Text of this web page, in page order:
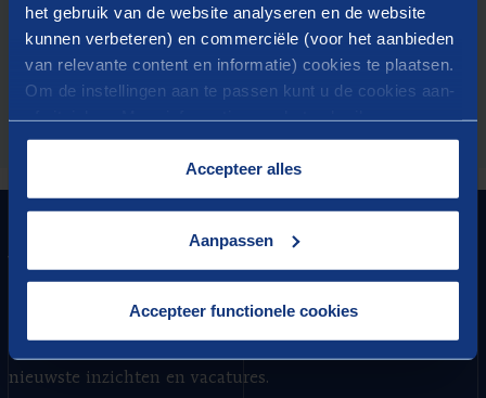
het gebruik van de website analyseren en de website
kunnen verbeteren) en commerciële (voor het aanbieden
van relevante content en informatie) cookies te plaatsen.
Om de instellingen aan te passen kunt u de cookies aan-
cookies op onze website treft u in onze
Accepteer alles
Aanpassen
Accepteer functionele cookies
Berenschot contact met u op mag nemen. Meer informatie
over de verwerking van uw gegevens vindt u in onze
privacyverklaring
DOWNLOAD
GRONDLEGGER VAN
VOORUITGANG
HET BESTE VAN BERENSCHOT
Ontvang vier keer per jaar onze nieuwsbrief met de
nieuwste inzichten en vacatures.